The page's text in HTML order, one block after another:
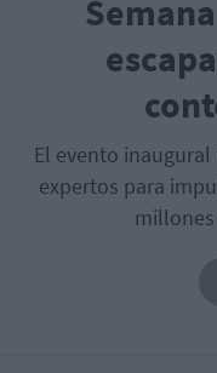
El evento
expertos para